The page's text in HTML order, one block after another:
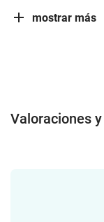
mostrar más
Valoraciones